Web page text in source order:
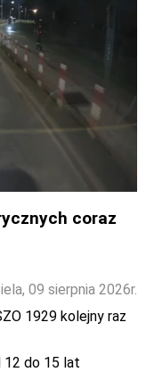
coraz
09 sierpnia 2026r.
1929 kolejny raz
12 do 15 lat